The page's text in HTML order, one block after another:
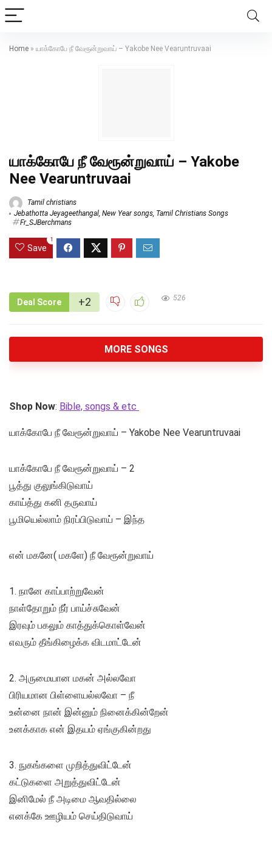
Home » யாக்கோபே நீ வேரூன்றுவாய் – Yakobe Nee Vearuntruvaai
யாக்கோபே நீ வேரூன்றுவாய் – Yakobe
Nee Vearuntruvaai
Tamil christians
Jebathotta Jeyageethangal, New Year songs, Tamil Christians Songs
Fr_SJBerchmans
Save
1
Deal Score +2 526
MORE SONGS
Shop Now: Bible, songs & etc
யாக்கோபே நீ வேரூன்றுவாய் – Yakobe Nee Vearuntruvaai
யாக்கோபே நீ வேரூன்றுவாய் – 2
பூத்து குலுங்கிடுவாய்
காய்த்து கனி தருவாய்
பூமியெல்லாம் நிரப்பிடுவாய் – இந்த
என் மகனே( மகளே) நீ வேரூன்றுவாய்
1. நானே காப்பாற்றுவேன்
நாள்தோறும் நீர் பாய்ச்சுவேன்
இரவும் பகலும் காத்துக்கொள்வேன்
எவரும் தீங்கிழைக்க விடமாட்டேன்
2. அருமையான மகன் அல்லவோ
பிரியமான பிள்ளையல்லவோ – நீ
உன்னை நான் இன்னும் நினைக்கின்றேன்
உனக்காக என் இதயம் ஏங்குகின்றது
3. நுகங்களை முறித்துவிட்டேன்
கட்டுகளை அறுத்துவிட்டேன்
இனிமேல் நீ அடிமை ஆவதில்லை
எனக்கே ஊழியம் செய்திடுவாய்